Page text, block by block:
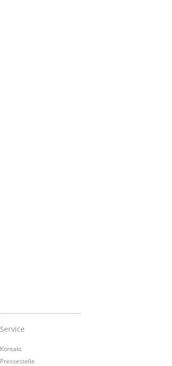
Service
Kontakt
Pressestelle